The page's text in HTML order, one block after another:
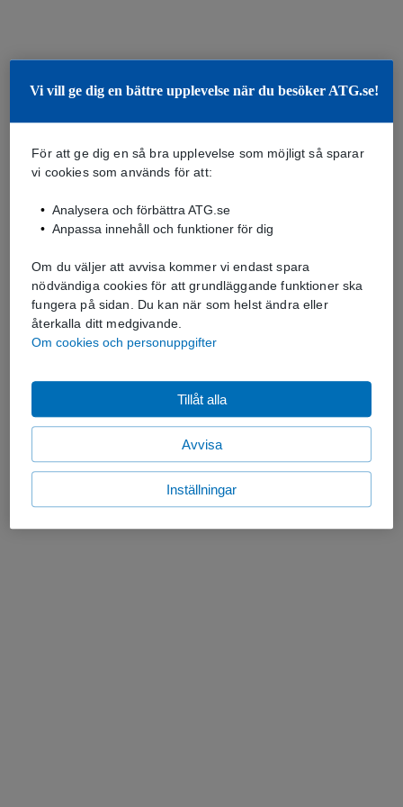
Vi vill ge dig en bättre upplevelse när du besöker ATG.se!
För att ge dig en så bra upplevelse som möjligt så sparar
vi cookies som används för att:
Analysera och förbättra ATG.se
Anpassa innehåll och funktioner för dig
Om du väljer att avvisa kommer vi endast spara
nödvändiga cookies för att grundläggande funktioner ska
fungera på sidan. Du kan när som helst ändra eller
återkalla ditt medgivande.
Om cookies och personuppgifter
Avvisa
Tillåt alla
Inställningar